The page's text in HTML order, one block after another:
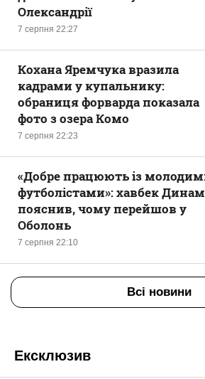
7 серпня 22:27
Олександрії
7 серпня 22:23
Кохана Яремчука вразила
кадрами у купальнику:
обраниця форварда показала
фото з озера Комо
7 серпня 22:10
«Добре працюють із
футболістами»: хавбек
пояснив, чому перейшов у
Оболонь
Всі новини
Ексклюзив